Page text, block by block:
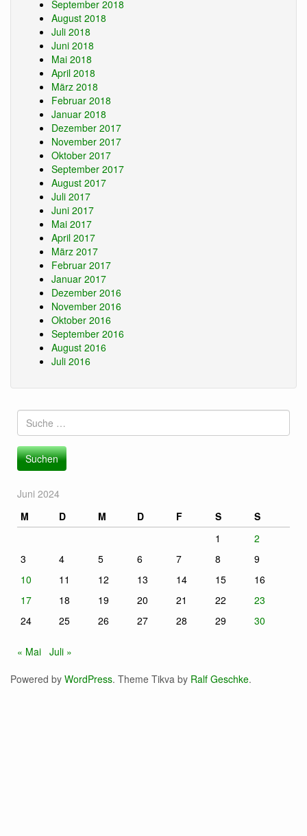
September 2018
August 2018
Juli 2018
Juni 2018
Mai 2018
April 2018
März 2018
Februar 2018
Januar 2018
Dezember 2017
November 2017
Oktober 2017
September 2017
August 2017
Juli 2017
Juni 2017
Mai 2017
April 2017
März 2017
Februar 2017
Januar 2017
Dezember 2016
November 2016
Oktober 2016
September 2016
August 2016
Juli 2016
Suche
nach:
Juni 2024
M
D M D F S
S
1
2
3
4 5 6 7 8
9
10
11 12 13 14 15
16
17
18 19 20 21 22
23
24
25 26 27 28 29 30
« Mai Juli »
Powered by WordPress. Theme Tikva by Ralf Geschke.